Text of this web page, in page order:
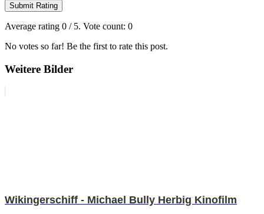
Submit Rating
Average rating 0 / 5. Vote count: 0
No votes so far! Be the first to rate this post.
Weitere Bilder
Wikingerschiff - Michael Bully Herbig Kinofilm